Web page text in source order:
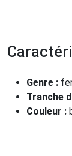
Genre :
Tranche
Couleur :